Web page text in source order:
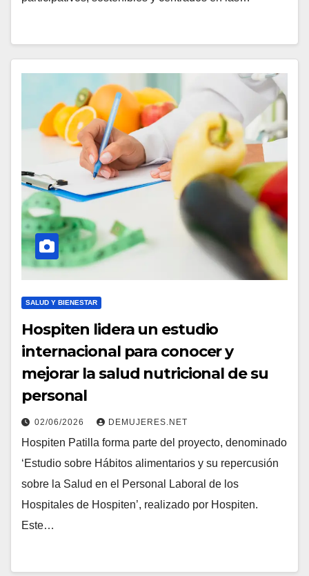
SALUD Y BIENESTAR
Hospiten lidera un estudio
internacional para conocer y
mejorar la salud nutricional de su
personal
02/06/2026 DEMUJERES.NET
Hospiten Patilla forma parte del proyecto, denominado
‘Estudio sobre Hábitos alimentarios y su repercusión
sobre la Salud en el Personal Laboral de los
Hospitales de Hospiten’, realizado por Hospiten.
Este…